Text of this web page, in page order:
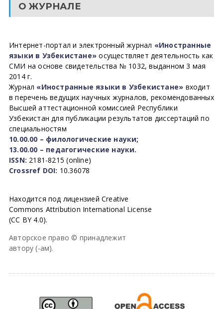
О ЖУРНАЛЕ
Интернет-портал и электронный журнал «Иностранные
языки в Узбекистане» осуществляет деятельность как
СМИ на основе свидетельства № 1032, выданном 3 мая
2014 г.
Журнал «Иностранные языки в Узбекистане» входит
в перечень ведущих научных журналов, рекомендованных
Высшей аттестационной комиссией Республики
Узбекистан для публикации результатов диссертаций по
специальностям
10.00.00 – филологические науки;
13.00.00 – педагогические науки.
ISSN: 2181-8215 (online)
Crossref DOI: 10.36078
Находится под лицензией Creative
Commons Attribution International License
(CC BY 4.0).
Авторское право © принадлежит
автору (-ам).